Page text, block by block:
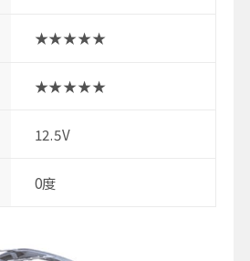
★★★★★
★★★★★
12.5V
0度